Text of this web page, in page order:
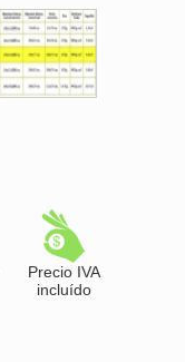
Precio IVA
incluído